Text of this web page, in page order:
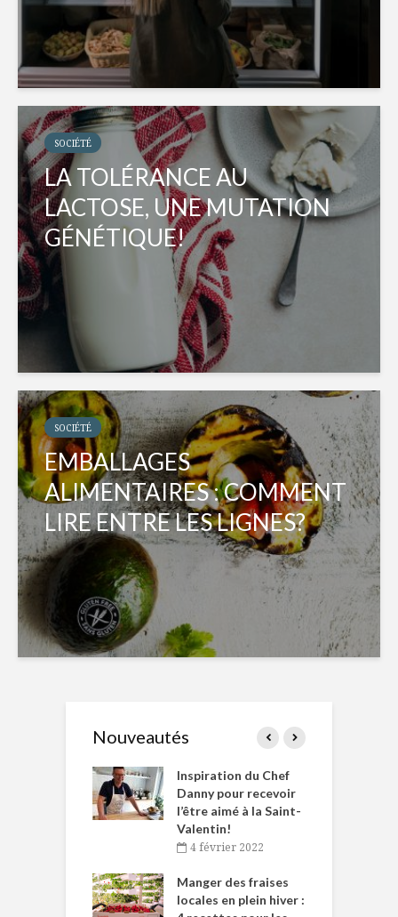
SOCIÉTÉ
LA TOLÉRANCE AU
LACTOSE, UNE MUTATION
GÉNÉTIQUE!
SOCIÉTÉ
EMBALLAGES
ALIMENTAIRES : COMMENT
LIRE ENTRE LES LIGNES?
Nouveautés
Inspiration du Chef
Danny pour recevoir
l’être aimé à la Saint-
Valentin!
4 février 2022
Manger des fraises
locales en plein hiver :